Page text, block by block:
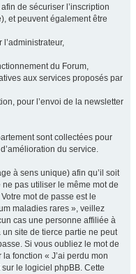
de sécuriser l’inscription
et peuvent également être
du Forum,
aux services proposés par
pour l’envoi de la newsletter
sont collectées pour
du service.
à sens unique) afin qu’il soit
pas utiliser le même mot de
mot de passe est le
maladies rares », veillez
cas une personne affiliée à
site de tierce partie ne peut
Si vous oubliez le mot de
fonction « J’ai perdu mon
le logiciel phpBB. Cette